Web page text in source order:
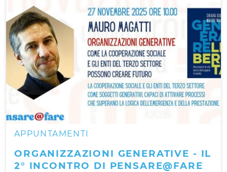
APPUNTAMENTI
ORGANIZZAZIONI GENERATIVE - IL
2° INCONTRO DI PENSARE@FARE